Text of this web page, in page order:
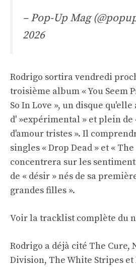
– Pop-Up Mag
2026
Rodrigo sortira vendredi
troisième album « You Seem
So In Love », un disque
d' »expérimental » et plein de
d'amour tristes ». Il
singles « Drop Dead » et « The
concentrera sur les
de « désir » nés de sa
grandes filles ».
Voir la tracklist complète du
Rodrigo a déjà cité The Cure,
Division, The White Stripes